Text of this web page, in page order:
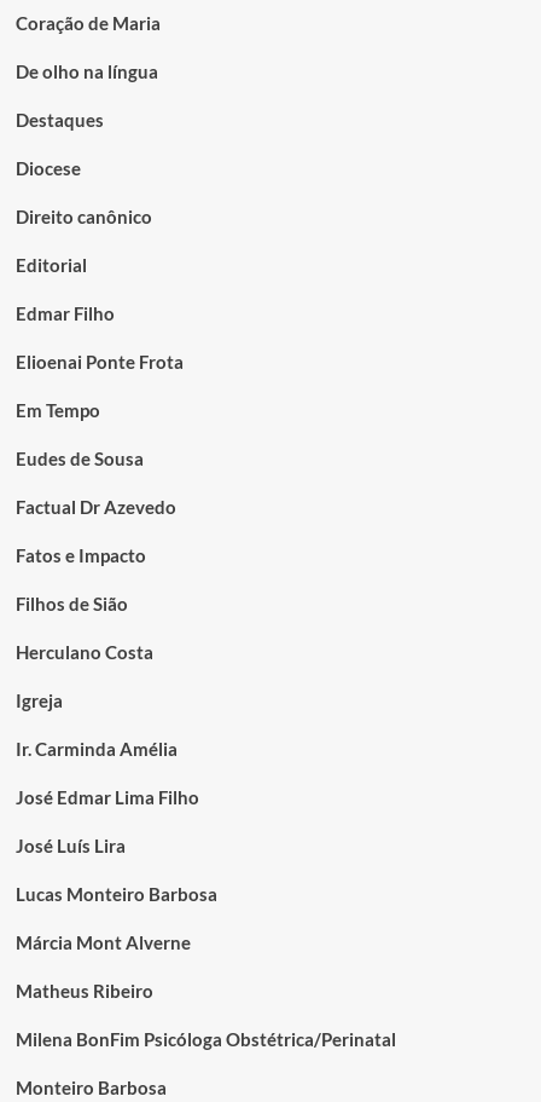
Coração de Maria
De olho na língua
Destaques
Diocese
Direito canônico
Editorial
Edmar Filho
Elioenai Ponte Frota
Em Tempo
Eudes de Sousa
Factual Dr Azevedo
Fatos e Impacto
Filhos de Sião
Herculano Costa
Igreja
Ir. Carminda Amélia
José Edmar Lima Filho
José Luís Lira
Lucas Monteiro Barbosa
Márcia Mont Alverne
Matheus Ribeiro
Milena BonFim Psicóloga Obstétrica/Perinatal
Monteiro Barbosa